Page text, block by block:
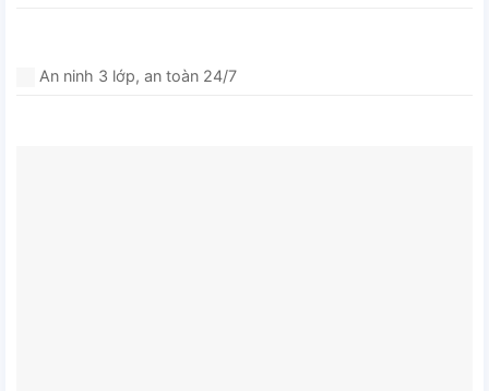
An ninh 3 lớp, an toàn 24/7